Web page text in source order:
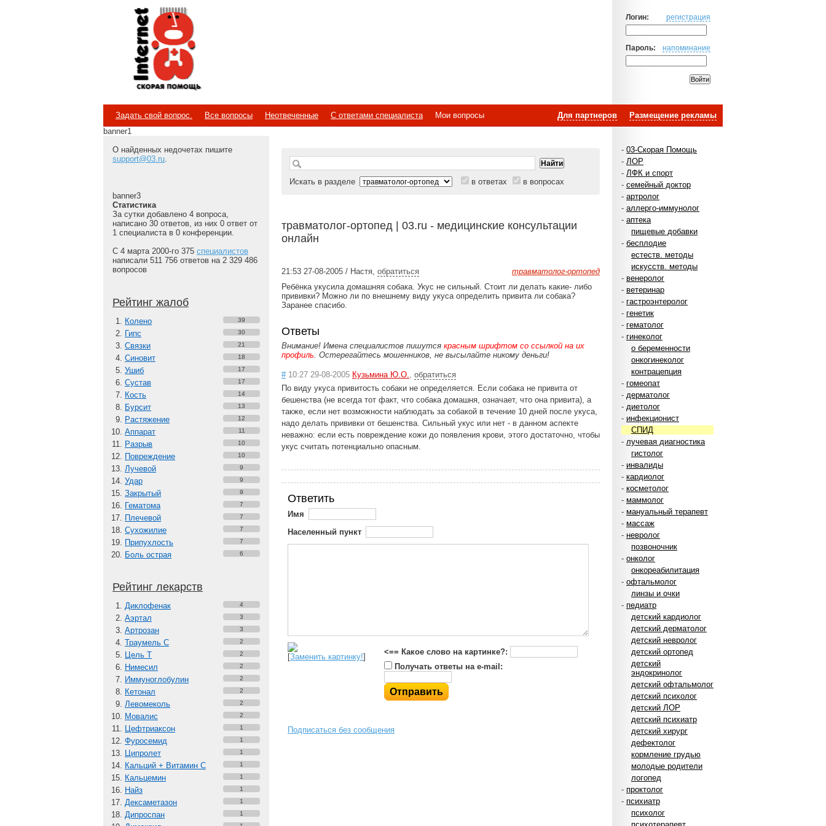
Логин: регистрация
Пароль: напоминание
Internet
Скорая помощь
Размещение рекламы
Для партнеров
Задать свой вопрос. Все вопросы Неотвеченные С ответами специалиста
Мои вопросы
banner1
- 03-Скорая Помощь
- ЛОР
- ЛФК и спорт
- семейный доктор
- артролог
- аллерго-иммунолог
- аптека
пищевые добавки
- бесплодие
естеств. методы
искусств. методы
- венеролог
- ветеринар
- гастроэнтеролог
- генетик
- гематолог
- гинеколог
о беременности
онкогинеколог
контрацепция
- гомеопат
- дерматолог
- диетолог
- инфекционист
СПИД
- лучевая диагностика
гистолог
- инвалиды
- кардиолог
- косметолог
- маммолог
- мануальный терапевт
- массаж
- невролог
позвоночник
- онколог
онкореабилитация
- офтальмолог
линзы и очки
- педиатр
детский кардиолог
детский дерматолог
детский невролог
детский ортопед
детский
эндокринолог
детский офтальмолог
детский психолог
детский ЛОР
детский психиатр
детский хирург
дефектолог
кормление грудью
молодые родители
логопед
- проктолог
- психиатр
психолог
О найденных недочетах пишите
support@03.ru.
banner3
Статистика
За сутки добавлено 4 вопроса,
написано 30 ответов, из них 0 ответ от
1 специалиста в 0 конференции.
С 4 марта 2000-го 375 специалистов
написали 511 756 ответов на 2 329 486
вопросов
Рейтинг жалоб
Колено 39
Гипс 30
Связки 21
Синовит 18
Ушиб 17
Сустав 17
Кость 14
Бурсит 13
Растяжение 12
Аппарат 11
Разрыв 10
Повреждение 10
Лучевой 9
Удар 9
Закрытый 9
Гематома 7
Плечевой 7
Сухожилие 7
Припухлость 7
Боль острая 6
Рейтинг лекарств
Диклофенак 4
Аэртал 3
Артрозан 3
Траумель С 2
Цель Т 2
Нимесил 2
Иммуноглобулин 2
Кетонал 2
Левомеколь 2
Мовалис 2
Цефтриаксон 1
Фуросемид 1
Ципролет 1
Кальций + Витамин C 1
Кальцемин 1
Найз 1
Дексаметазон 1
Дипроспан 1
Искать в разделе в ответах в вопросах
травматолог-ортопед | 03.ru - медицинские консультации
онлайн
травматолог-ортопед
21:53 27-08-2005 / Настя, обратиться
Ребёнка укусила домашняя собака. Укус не сильный. Стоит ли делать какие- либо
прививки? Можно ли по внешнему виду укуса определить привита ли собака?
Заранее спасибо.
Ответы
Внимание! Имена специалистов пишутся красным шрифтом со ссылкой на их
профиль. Остерегайтесь мошенников, не высылайте никому деньги!
#10:27 29-08-2005 Кузьмина Ю.О., обратиться
По виду укуса привитость собаки не определяется. Если собака не привита от
бешенства (не всегда тот факт, что собака домашня, означает, что она привита), а
также, если нет возможности наблюдать за собакой в течение 10 дней после укуса,
надо делать прививки от бешенства. Сильный укус или нет - в данном аспекте
неважно: если есть повреждение кожи до появления крови, этого достаточно, чтобы
укус считать потенциально опасным.
Ответить
Имя
Населенный пункт
[Заменить картинку!]
<== Какое слово на картинке?:
Получать ответы на e-mail:
Подписаться без сообщения